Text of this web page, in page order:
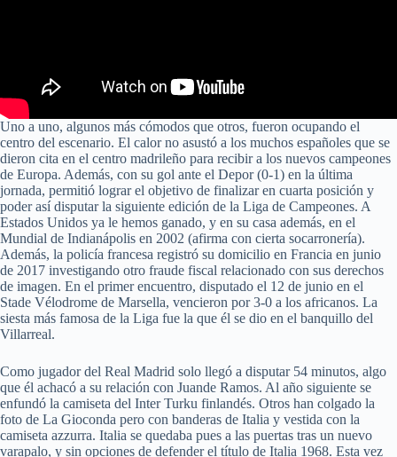
Uno a uno, algunos más cómodos que otros, fueron ocupando el
centro del escenario. El calor no asustó a los muchos españoles que se
dieron cita en el centro madrileño para recibir a los nuevos campeones
de Europa. Además, con su gol ante el Depor (0-1) en la última
jornada, permitió lograr el objetivo de finalizar en cuarta posición y
poder así disputar la siguiente edición de la Liga de Campeones. A
Estados Unidos ya le hemos ganado, y en su casa además, en el
Mundial de Indianápolis en 2002 (afirma con cierta socarronería).
Además, la policía francesa registró su domicilio en Francia en junio
de 2017 investigando otro fraude fiscal relacionado con sus derechos
de imagen. En el primer encuentro, disputado el 12 de junio en el
Stade Vélodrome de Marsella, vencieron por 3-0 a los africanos. La
siesta más famosa de la Liga fue la que él se dio en el banquillo del
Villarreal.
Como jugador del Real Madrid solo llegó a disputar 54 minutos, algo
que él achacó a su relación con Juande Ramos. Al año siguiente se
enfundó la camiseta del Inter Turku finlandés. Otros han colgado la
foto de La Gioconda pero con banderas de Italia y vestida con la
camiseta azzurra. Italia se quedaba pues a las puertas tras un nuevo
varapalo, y sin opciones de defender el título de Italia 1968. Esta vez